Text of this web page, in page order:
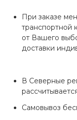
При заказе
транспортной
от Вашего
доставки
В Северные
Самовывоз